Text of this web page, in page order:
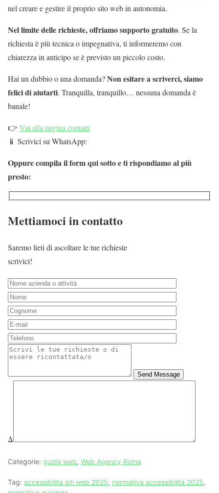
nel creare e gestire il proprio sito web in autonomia.
Nel limite delle richieste, offriamo supporto gratuito. Se la
richiesta è più tecnica o impegnativa, ti informeremo con
chiarezza in anticipo se è previsto un piccolo costo.
Hai un dubbio o una domanda?Non esitare a scriverci, siamo
felici di aiutarti. Tranquilla, tranquillo… nessuna domanda è
banale!
👉 Vai alla pagina contatti
📱 Scrivici su WhatsApp:
Oppure compila il form qui sotto e ti rispondiamo al più
presto:
Mettiamoci in contatto
Saremo lieti di ascoltare le tue richieste
scrivici!
Send Message
Δ
Categorie: guide web, Web Agency Roma
Tag: accessibilita siti web 2025, normativa accessibilità 2025,